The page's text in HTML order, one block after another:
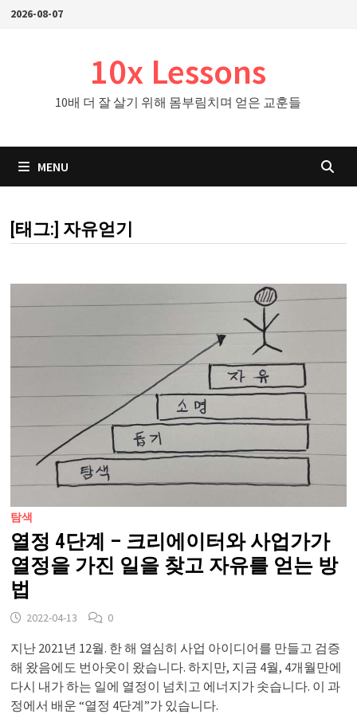
Skip2026-08-07
10x Lessons
10배 더 잘 살기 위해 몸부림치며 얻은 교훈들
MENU
[태그:] 자유얻기
탐색
열정 4단계 – 크리에이터와 사업가가
열정을 가진 일을 찾고 자유를 얻는 방
법
2022-04-13 0
지난 2021년 12월. 한 해 열심히 사업 아이디어를 만들고 검증
해 왔음에도 번아웃이 왔습니다. 하지만, 지금 4월, 4개월만에
다시 내가 하는 일에 열정이 넘치고 에너지가 솟습니다. 이 과
정에서 배운 “열정 4단계”가 있습니다.